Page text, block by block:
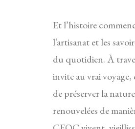
Et l’histoire
l’artisanat et les
du quotidien. À
invite au vrai
de préserver la
renouvelées de